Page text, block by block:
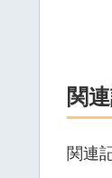
関
関連